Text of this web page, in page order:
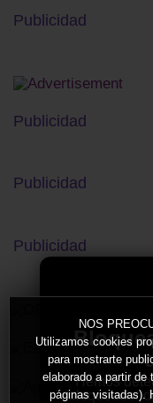
Hemos
bloqueador
NOS
Utilizamos cookies
para mostrarte
elaborado a partir de
páginas visitadas).
Publicidad
Publicidad
Publicidad
Publicidad